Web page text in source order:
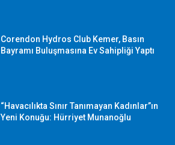
Corendon Hydros Club Kemer, Basın
Bayramı Buluşmasına Ev Sahipliği Yaptı
“Havacılıkta Sınır Tanımayan Kadınlar”ın
Yeni Konuğu: Hürriyet Munanoğlu